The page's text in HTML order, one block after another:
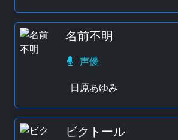
名前不明
声優
日原あゆみ
ビクトール